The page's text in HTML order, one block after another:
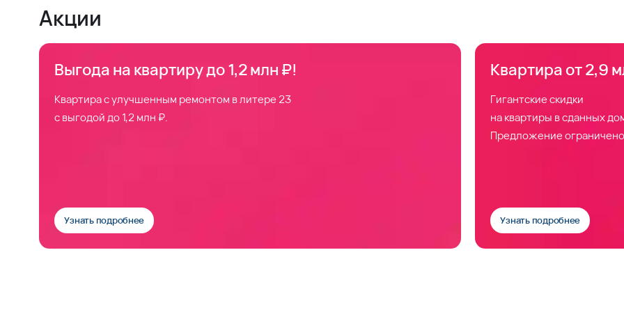
Акции
Выгода на квартиру до 1,2 млн ₽!
Квартира с улучшенным ремонтом в литере 23
с выгодой до 1,2 млн ₽.
Узнать подробнее
Квартира от 2,9
Гигантские скидки
на квартиры в сданных
Предложение
Узнать подробнее